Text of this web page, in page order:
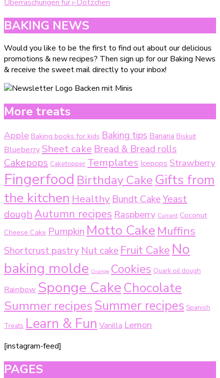
BAKING NEWS
Would you like to be the first to find out about our delicious
promotions & new recipes? Then sign up for our Baking News
& receive the sweet mail directly to your inbox!
More treats
Apple Baking books for kids Baking tips Banana Biskuit
Blueberry Sheet cake Bread & Bread rolls
Cakepops Caketopper Templates Icepops Strawberry
Fingerfood Birthday Cake Gifts from
the kitchen Healthy Bundt CakeYeast
doughAutumn recipesRaspberry Currant Coconut
Cheese Cake Pumpkin Motto CakeMuffins
Shortcrust pastry Nut cake Fruit Cake No
baking molde Orange Cookies Quark oil dough
Rainbow Sponge Cake Chocolate
Summer recipesSummer recipes Spanish
Treats Learn & Fun Vanilla Lemon
[instagram-feed]
PAGES